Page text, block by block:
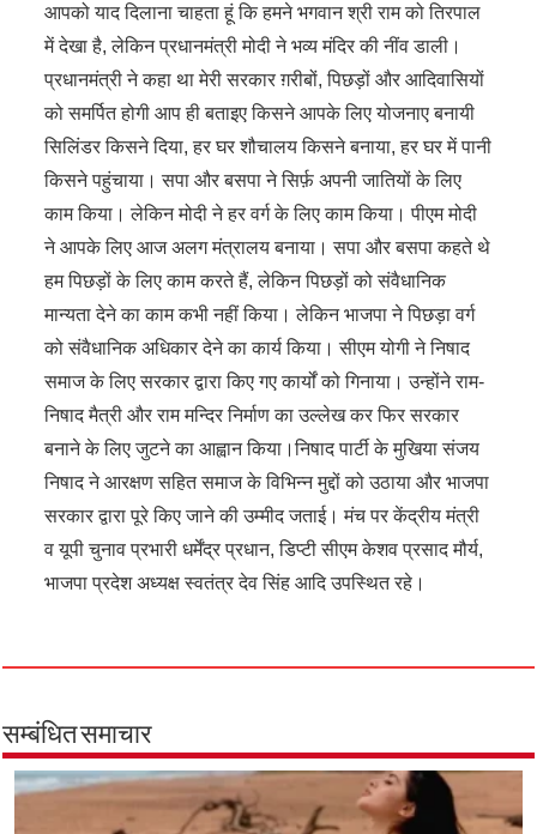
आपको याद दिलाना चाहता हूं कि हमने भगवान श्री राम को तिरपाल
में देखा है, लेकिन प्रधानमंत्री मोदी ने भव्य मंदिर की नींव डाली।
प्रधानमंत्री ने कहा था मेरी सरकार ग़रीबों, पिछड़ों और आदिवासियों
को समर्पित होगी आप ही बताइए किसने आपके लिए योजनाए बनायी
सिलिंडर किसने दिया, हर घर शौचालय किसने बनाया, हर घर में पानी
किसने पहुंचाया। सपा और बसपा ने सिर्फ़ अपनी जातियों के लिए
काम किया। लेकिन मोदी ने हर वर्ग के लिए काम किया। पीएम मोदी
ने आपके लिए आज अलग मंत्रालय बनाया। सपा और बसपा कहते थे
हम पिछड़ों के लिए काम करते हैं, लेकिन पिछड़ों को संवैधानिक
मान्यता देने का काम कभी नहीं किया। लेकिन भाजपा ने पिछड़ा वर्ग
को संवैधानिक अधिकार देने का कार्य किया। सीएम योगी ने निषाद
समाज के लिए सरकार द्वारा किए गए कार्यों को गिनाया। उन्होंने राम-
निषाद मैत्री और राम मन्दिर निर्माण का उल्लेख कर फिर सरकार
बनाने के लिए जुटने का आह्वान किया।निषाद पार्टी के मुखिया संजय
निषाद ने आरक्षण सहित समाज के विभिन्न मुद्दों को उठाया और भाजपा
सरकार द्वारा पूरे किए जाने की उम्मीद जताई। मंच पर केंद्रीय मंत्री
व यूपी चुनाव प्रभारी धर्मेंद्र प्रधान, डिप्टी सीएम केशव प्रसाद मौर्य,
भाजपा प्रदेश अध्यक्ष स्वतंत्र देव सिंह आदि उपस्थित रहे।
सम्बंधित समाचार